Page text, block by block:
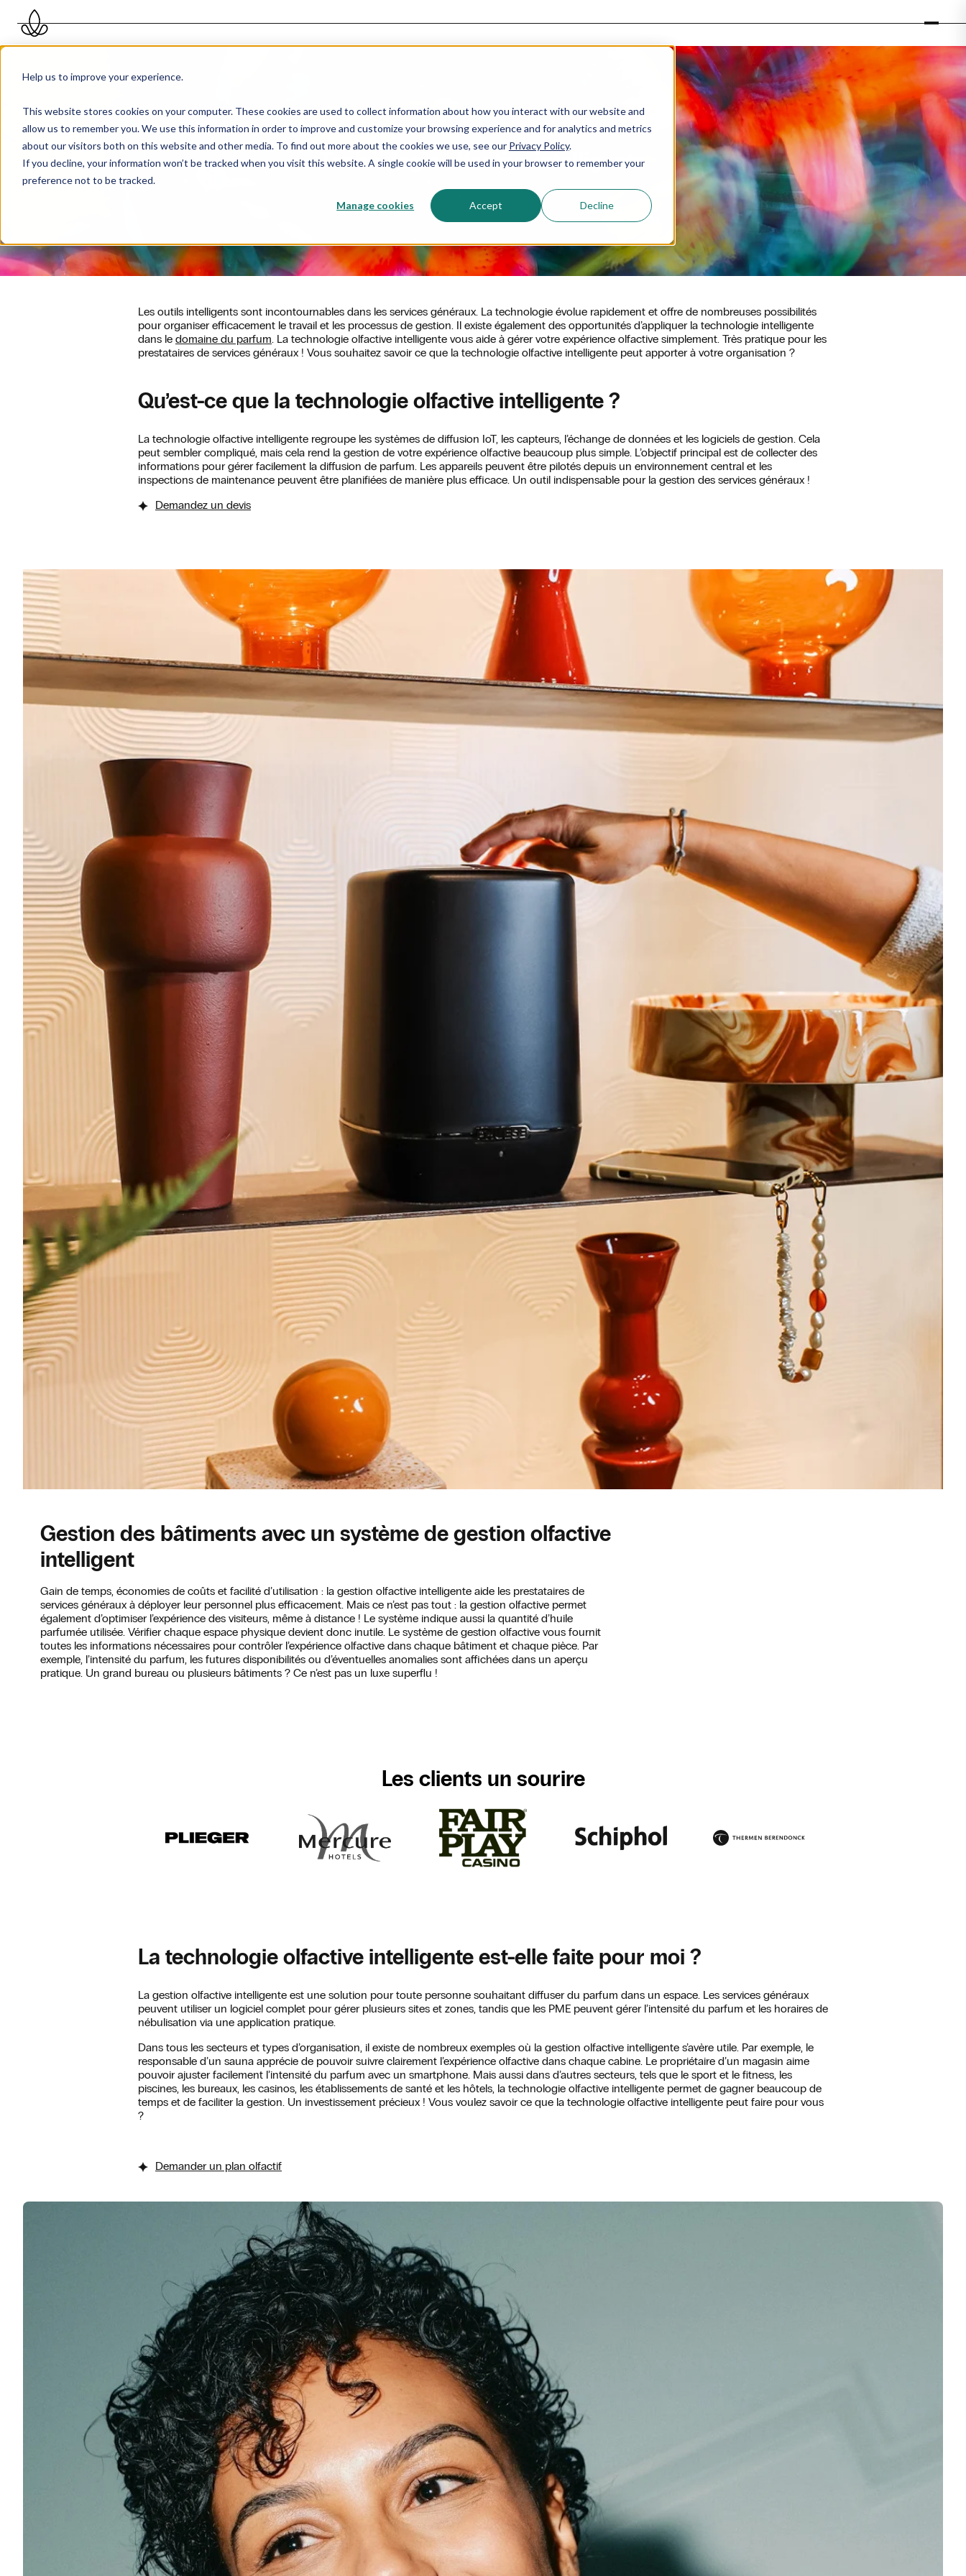
Help us to improve your experience.
This website stores cookies on your computer. These cookies are used to collect information about how you interact with our website and
allow us to remember you. We use this information in order to improve and customize your browsing experience and for analytics and metrics
about our visitors both on this website and other media. To find out more about the cookies we use, see our Privacy Policy.
If you decline, your information won’t be tracked when you visit this website. A single cookie will be used in your browser to remember your
preference not to be tracked.
Manage cookies Accept Decline
Technologie olfactive intelligente
Les outils intelligents sont incontournables dans les services généraux. La technologie évolue rapidement et offre de nombreuses possibilités
pour organiser efficacement le travail et les processus de gestion. Il existe également des opportunités d’appliquer la technologie intelligente
dans le domaine du parfum. La technologie olfactive intelligente vous aide à gérer votre expérience olfactive simplement. Très pratique pour les
prestataires de services généraux ! Vous souhaitez savoir ce que la technologie olfactive intelligente peut apporter à votre organisation ?
Qu’est-ce que la technologie olfactive intelligente ?
La technologie olfactive intelligente regroupe les systèmes de diffusion IoT, les capteurs, l’échange de données et les logiciels de gestion. Cela
peut sembler compliqué, mais cela rend la gestion de votre expérience olfactive beaucoup plus simple. L’objectif principal est de collecter des
informations pour gérer facilement la diffusion de parfum. Les appareils peuvent être pilotés depuis un environnement central et les
inspections de maintenance peuvent être planifiées de manière plus efficace. Un outil indispensable pour la gestion des services généraux !
Demandez un devis
Gestion des bâtiments avec un système de gestion olfactive
intelligent
Gain de temps, économies de coûts et facilité d’utilisation : la gestion olfactive intelligente aide les prestataires de
services généraux à déployer leur personnel plus efficacement. Mais ce n’est pas tout : la gestion olfactive permet
également d’optimiser l’expérience des visiteurs, même à distance ! Le système indique aussi la quantité d’huile
parfumée utilisée. Vérifier chaque espace physique devient donc inutile. Le système de gestion olfactive vous fournit
toutes les informations nécessaires pour contrôler l’expérience olfactive dans chaque bâtiment et chaque pièce. Par
exemple, l’intensité du parfum, les futures disponibilités ou d’éventuelles anomalies sont affichées dans un aperçu
pratique. Un grand bureau ou plusieurs bâtiments ? Ce n’est pas un luxe superflu !
Les clients un sourire
La technologie olfactive intelligente est-elle faite pour moi ?
La gestion olfactive intelligente est une solution pour toute personne souhaitant diffuser du parfum dans un espace. Les services généraux
peuvent utiliser un logiciel complet pour gérer plusieurs sites et zones, tandis que les PME peuvent gérer l’intensité du parfum et les horaires de
nébulisation via une application pratique.
Dans tous les secteurs et types d’organisation, il existe de nombreux exemples où la gestion olfactive intelligente s’avère utile. Par exemple, le
responsable d’un sauna apprécie de pouvoir suivre clairement l’expérience olfactive dans chaque cabine. Le propriétaire d’un magasin aime
pouvoir ajuster facilement l’intensité du parfum avec un smartphone. Mais aussi dans d’autres secteurs, tels que le sport et le fitness, les
piscines, les bureaux, les casinos, les établissements de santé et les hôtels, la technologie olfactive intelligente permet de gagner beaucoup de
temps et de faciliter la gestion. Un investissement précieux ! Vous voulez savoir ce que la technologie olfactive intelligente peut faire pour vous
?
Demander un plan olfactif